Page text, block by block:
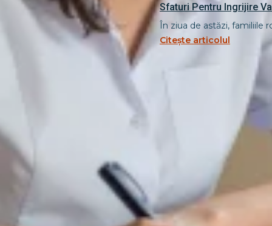
Sfaturi Pentru Ingrijire
În ziua de astăzi, familiile
Citește articolul
Primul serviciu complet de teleasistență din țară, care